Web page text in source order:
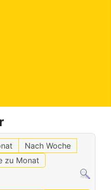
Nach Woche
zu Monat